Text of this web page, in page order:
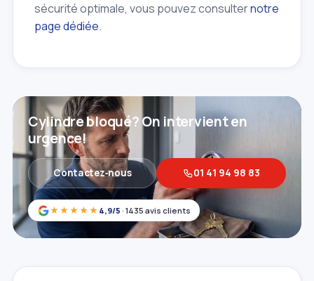
sécurité optimale, vous pouvez consulternotre
page dédiée.
★★★★★ 4,9/5 · 1435 avis clients
Cylindre bloqué? On intervient en
urgence!
Contactez‑nous 01 41 94 98 83